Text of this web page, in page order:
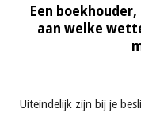
Een
aan welke
Uiteindelijk zijn bij je